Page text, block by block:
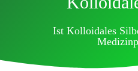
Ist Kolloidales